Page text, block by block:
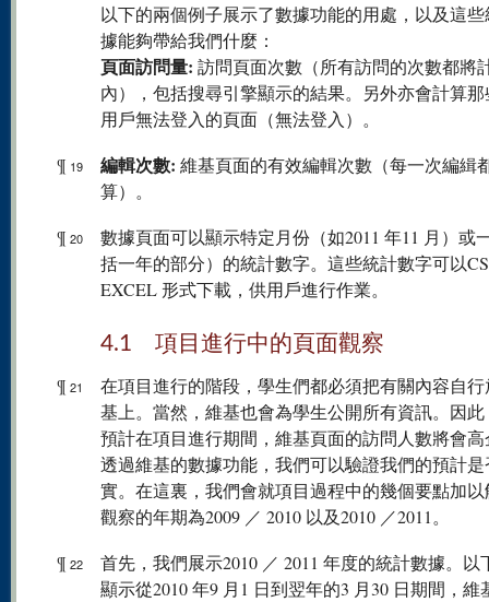
以下的兩個例子展示了數據功能的用處，以及這
據能夠帶給我們什麼：
頁面訪問量: 訪問頁面次數（所有訪問的次數都將
內），包括搜尋引擎顯示的結果。另外亦會計算
用戶無法登入的頁面（無法登入）。
¶ 19 編輯次數: 維基頁面的有效編輯次數（每一次編緝
算）。
¶ 20
數據頁面可以顯示特定月份（如2011 年11 月）或
括一年的部分）的統計數字。這些統計數字可以
EXCEL 形式下載，供用戶進行作業。
4.1 項目進行中的頁面觀察
¶ 21
在項目進行的階段，學生們都必須把有關內容自
基上。當然，維基也會為學生公開所有資訊。因
預計在項目進行期間，維基頁面的訪問人數將會高
透過維基的數據功能，我們可以驗證我們的預計是
實。在這裏，我們會就項目過程中的幾個要點加
觀察的年期為2009 ／ 2010 以及2010 ／2011。
¶ 22
首先，我們展示2010 ／ 2011 年度的統計數據。以
顯示從2010 年9 月1 日到翌年的3 月30 日期間，維